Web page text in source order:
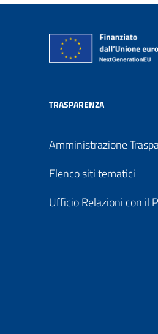
TRASPARENZA
Amministrazione
Elenco siti tematici
Ufficio Relazioni con il